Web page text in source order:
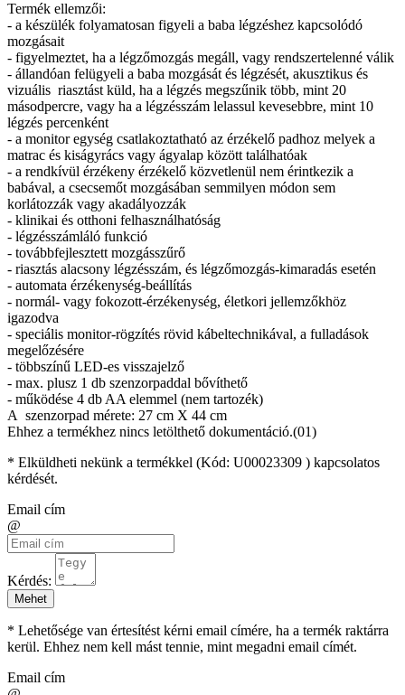
Termék ellemzői:
- a készülék folyamatosan figyeli a baba légzéshez kapcsolódó
mozgásait
- figyelmeztet, ha a légzőmozgás megáll, vagy rendszertelenné válik
- állandóan felügyeli a baba mozgását és légzését, akusztikus és
vizuális riasztást küld, ha a légzés megszűnik több, mint 20
másodpercre, vagy ha a légzésszám lelassul kevesebbre, mint 10
légzés percenként
- a monitor egység csatlakoztatható az érzékelő padhoz melyek a
matrac és kiságyrács vagy ágyalap között találhatóak
- a rendkívül érzékeny érzékelő közvetlenül nem érintkezik a
babával, a csecsemőt mozgásában semmilyen módon sem
korlátozzák vagy akadályozzák
- klinikai és otthoni felhasználhatóság
- légzésszámláló funkció
- továbbfejlesztett mozgásszűrő
- riasztás alacsony légzésszám, és légzőmozgás-kimaradás esetén
- automata érzékenység-beállítás
- normál- vagy fokozott-érzékenység, életkori jellemzőkhöz
igazodva
- speciális monitor-rögzítés rövid kábeltechnikával, a fulladások
megelőzésére
- többszínű LED-es visszajelző
- max. plusz 1 db szenzorpaddal bővíthető
- működése 4 db AA elemmel (nem tartozék)
A szenzorpad mérete: 27 cm X 44 cm
Ehhez a termékhez nincs letölthető dokumentáció.(01)
* Elküldheti nekünk a termékkel (Kód: U00023309 ) kapcsolatos
kérdését.
Email cím
@
Kérdés:
Mehet
* Lehetősége van értesítést kérni email címére, ha a termék raktárra
kerül. Ehhez nem kell mást tennie, mint megadni email címét.
Email cím